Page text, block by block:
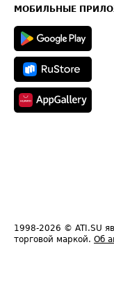
Техническая информация
МОБИЛЬНЫЕ
1998-2026 © ATI.SU
торговой маркой. Об